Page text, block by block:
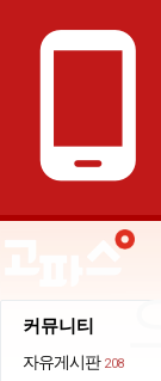
phone_android
커뮤니티
자유게시판 208